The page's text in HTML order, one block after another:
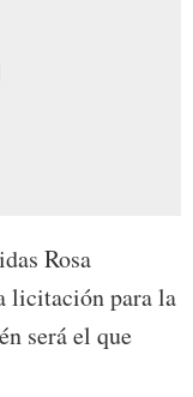
Rosa
licitación para la
será el que